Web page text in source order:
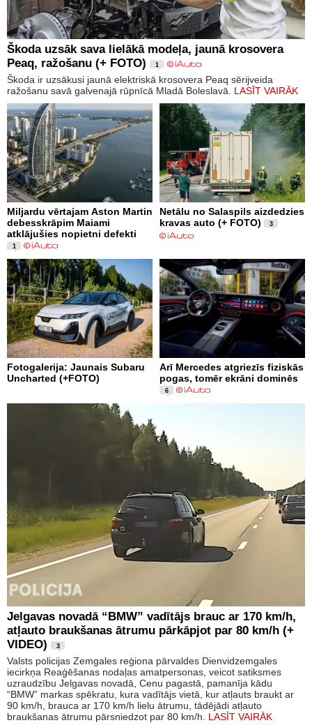
Škoda uzsāk sava lielākā modeļa, jaunā krosovera
Peaq, ražošanu (+ FOTO)
1
Škoda ir uzsākusi jaunā elektriskā krosovera Peaq sērijveida
ražošanu savā galvenajā rūpnīcā Mladā Boleslavā. LASĪT VAIRĀK
Miljardu vērtajam Aston Martin
debesskrāpim Maiami
atklājušies nopietni defekti
1
Netālu no Salaspils aizdedzies
kravas auto (+ FOTO)
3
Fotogalerija: Jaunais Subaru
Uncharted (+FOTO)
Arī Mercedes atgriezīs fiziskās
pogas, tomēr ekrāni dominēs
6
Jelgavas novadā “BMW” vadītājs brauc ar 170 km/h,
atļauto braukšanas ātrumu pārkāpjot par 80 km/h (+
VIDEO)
3
Valsts policijas Zemgales reģiona pārvaldes Dienvidzemgales
iecirkņa Reaģēšanas nodaļas amatpersonas, veicot satiksmes
uzraudzību Jelgavas novadā, Cenu pagastā, pamanīja kādu
“BMW” markas spēkratu, kura vadītājs vietā, kur atļauts braukt ar
90 km/h, brauca ar 170 km/h lielu ātrumu, tādējādi atļauto
braukšanas ātrumu pārsniedzot par 80 km/h. LASĪT VAIRĀK